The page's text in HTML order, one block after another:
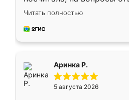
Замерщик приехал в
делу со всей
за день, ребята работали
Читать полностью
Аринка Р.
5 августа 2026